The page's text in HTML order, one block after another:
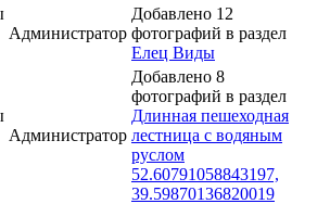
Администратор
Добавлено 12
фотографий в раздел
Елец Виды
Администратор
Добавлено 8
фотографий в раздел
Длинная пешеходная
лестница с водяным
руслом
52.60791058843197,
39.59870136820019